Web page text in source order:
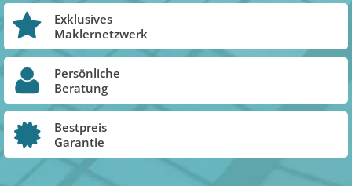
Exklusives
Maklernetzwerk
Persönliche
Beratung
Bestpreis
Garantie